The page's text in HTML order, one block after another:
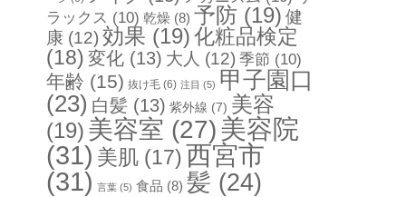
ラックス (10) 乾燥 (8) 予防 (19) 健
康 (12) 効果 (19)化粧品検定
(18) 変化 (13) 大人 (12) 季節 (10)
年齢 (15) 抜け毛 (6) 注目 (5) 甲子園口
(23) 白髪 (13) 紫外線 (7) 美容
(19) 美容室 (27)美容院
(31) 美肌 (17)西宮市
(31) 言葉 (5) 食品 (8) 髪 (24)